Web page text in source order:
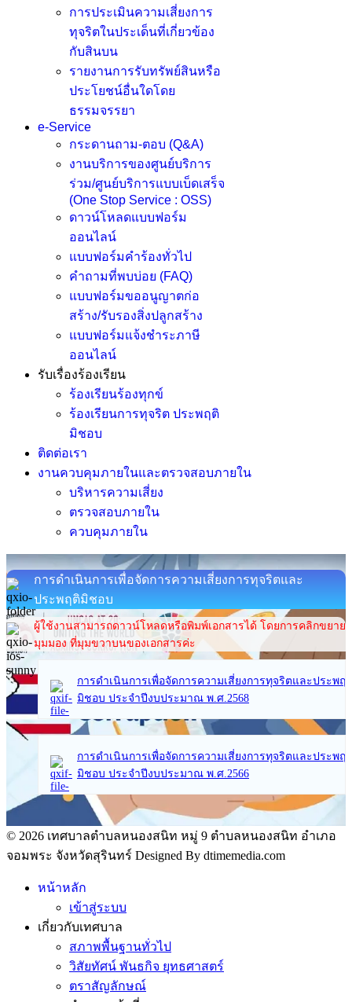
การประเมินความเสี่ยงการ
ทุจริตในประเด็นที่เกี่ยวข้อง
กับสินบน
รายงานการรับทรัพย์สินหรือ
ประโยชน์อื่นใดโดย
ธรรมจรรยา
e-Service
กระดานถาม-ตอบ (Q&A)
งานบริการของศูนย์บริการ
ร่วม/ศูนย์บริการแบบเบ็ดเสร็จ
(One Stop Service : OSS)
ดาวน์โหลดแบบฟอร์ม
ออนไลน์
แบบฟอร์มคำร้องทั่วไป
คำถามที่พบบ่อย (FAQ)
แบบฟอร์มขออนูญาตก่อ
สร้าง/รับรองสิ่งปลูกสร้าง
แบบฟอร์มแจ้งชำระภาษี
ออนไลน์
รับเรื่องร้องเรียน
ร้องเรียนร้องทุกข์
ร้องเรียนการทุจริต ประพฤติ
มิชอบ
ติดต่อเรา
งานควบคุมภายในและตรวจสอบภายใน
บริหารความเสี่ยง
ตรวจสอบภายใน
ควบคุมภายใน
การดำเนินการเพื่อจัดการความเสี่ยงการทุจริตและ
ประพฤติมิชอบ
ผู้ใช้งานสามารถดาวน์โหลดหรือพิมพ์เอกสารได้ โดยการคลิกขยาย
มุมมอง ที่มุมขวาบนของเอกสารค่ะ
การดำเนินการเพื่อจัดการความเสี่ยงการทุจริตและประพฤติ
มิชอบ ประจำปีงบประมาณ พ.ศ.2568
การดำเนินการเพื่อจัดการความเสี่ยงการทุจริตและประพฤติ
มิชอบ ประจำปีงบประมาณ พ.ศ.2566
© 2026 เทศบาลตำบลหนองสนิท หมู่ 9 ตำบลหนองสนิท อำเภอ
จอมพระ จังหวัดสุรินทร์ Designed By dtimemedia.com
หน้าหลัก
เข้าสู่ระบบ
เกี่ยวกับเทศบาล
สภาพพื้นฐานทั่วไป
วิสัยทัศน์ พันธกิจ ยุทธศาสตร์
ตราสัญลักษณ์